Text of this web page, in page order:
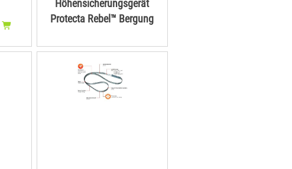
Höhensicherungsgerät
Protecta Rebel™ Bergung